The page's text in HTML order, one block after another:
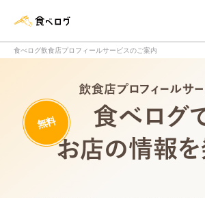
食べログ飲食店プロフィールサービスのご案内
無料